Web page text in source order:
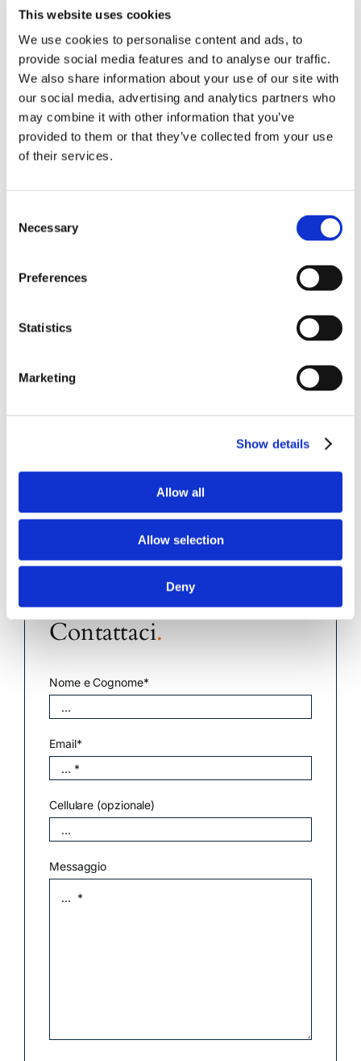
This website uses cookies
We use cookies to personalise content and ads, to
provide social media features and to analyse our traffic.
We also share information about your use of our site with
our social media, advertising and analytics partners who
may combine it with other information that you’ve
provided to them or that they’ve collected from your use
of their services.
Selection
Necessary
Preferences
Statistics
Marketing
Show details
Allow all
Allow selection
Deny
nominato Presidente della Commissione Anti-
Usura della Federazione Internazionale Diritto
dell’Uomo (FIDH), con sede a Parigi. Dal 2006 al
2012, invece, è Presidente di Lazio Service
S.p.a., società partecipata dalla Regione Lazio
con circa 1.200 dipendenti.
Scarica il Curriculum Vitae del Prof. Avv.
Rivolgiti a chi vive la
Cassazione da oltre
trent’anni.
Contattaci.
Nome e Cognome*
Email*
Cellulare (opzionale)
Messaggio